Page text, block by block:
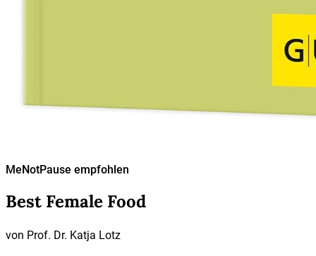
MeNotPause empfohlen
Best Female Food
von Prof. Dr. Katja Lotz